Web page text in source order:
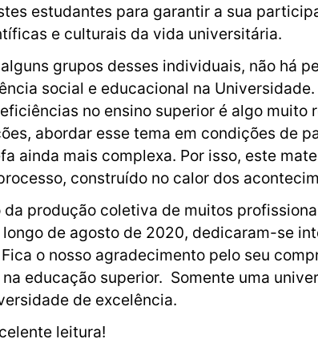
estudantes para garantir a sua
e culturais da vida universitária.
grupos desses individuais, não há
social e educacional na Universidade.
no ensino superior é algo muito
abordar esse tema em condições de
ainda mais complexa. Por isso, este
construído no calor dos
produção coletiva de muitos
de agosto de 2020, dedicaram-se
o nosso agradecimento pelo seu
educação superior. Somente uma
de excelência.
leitura!